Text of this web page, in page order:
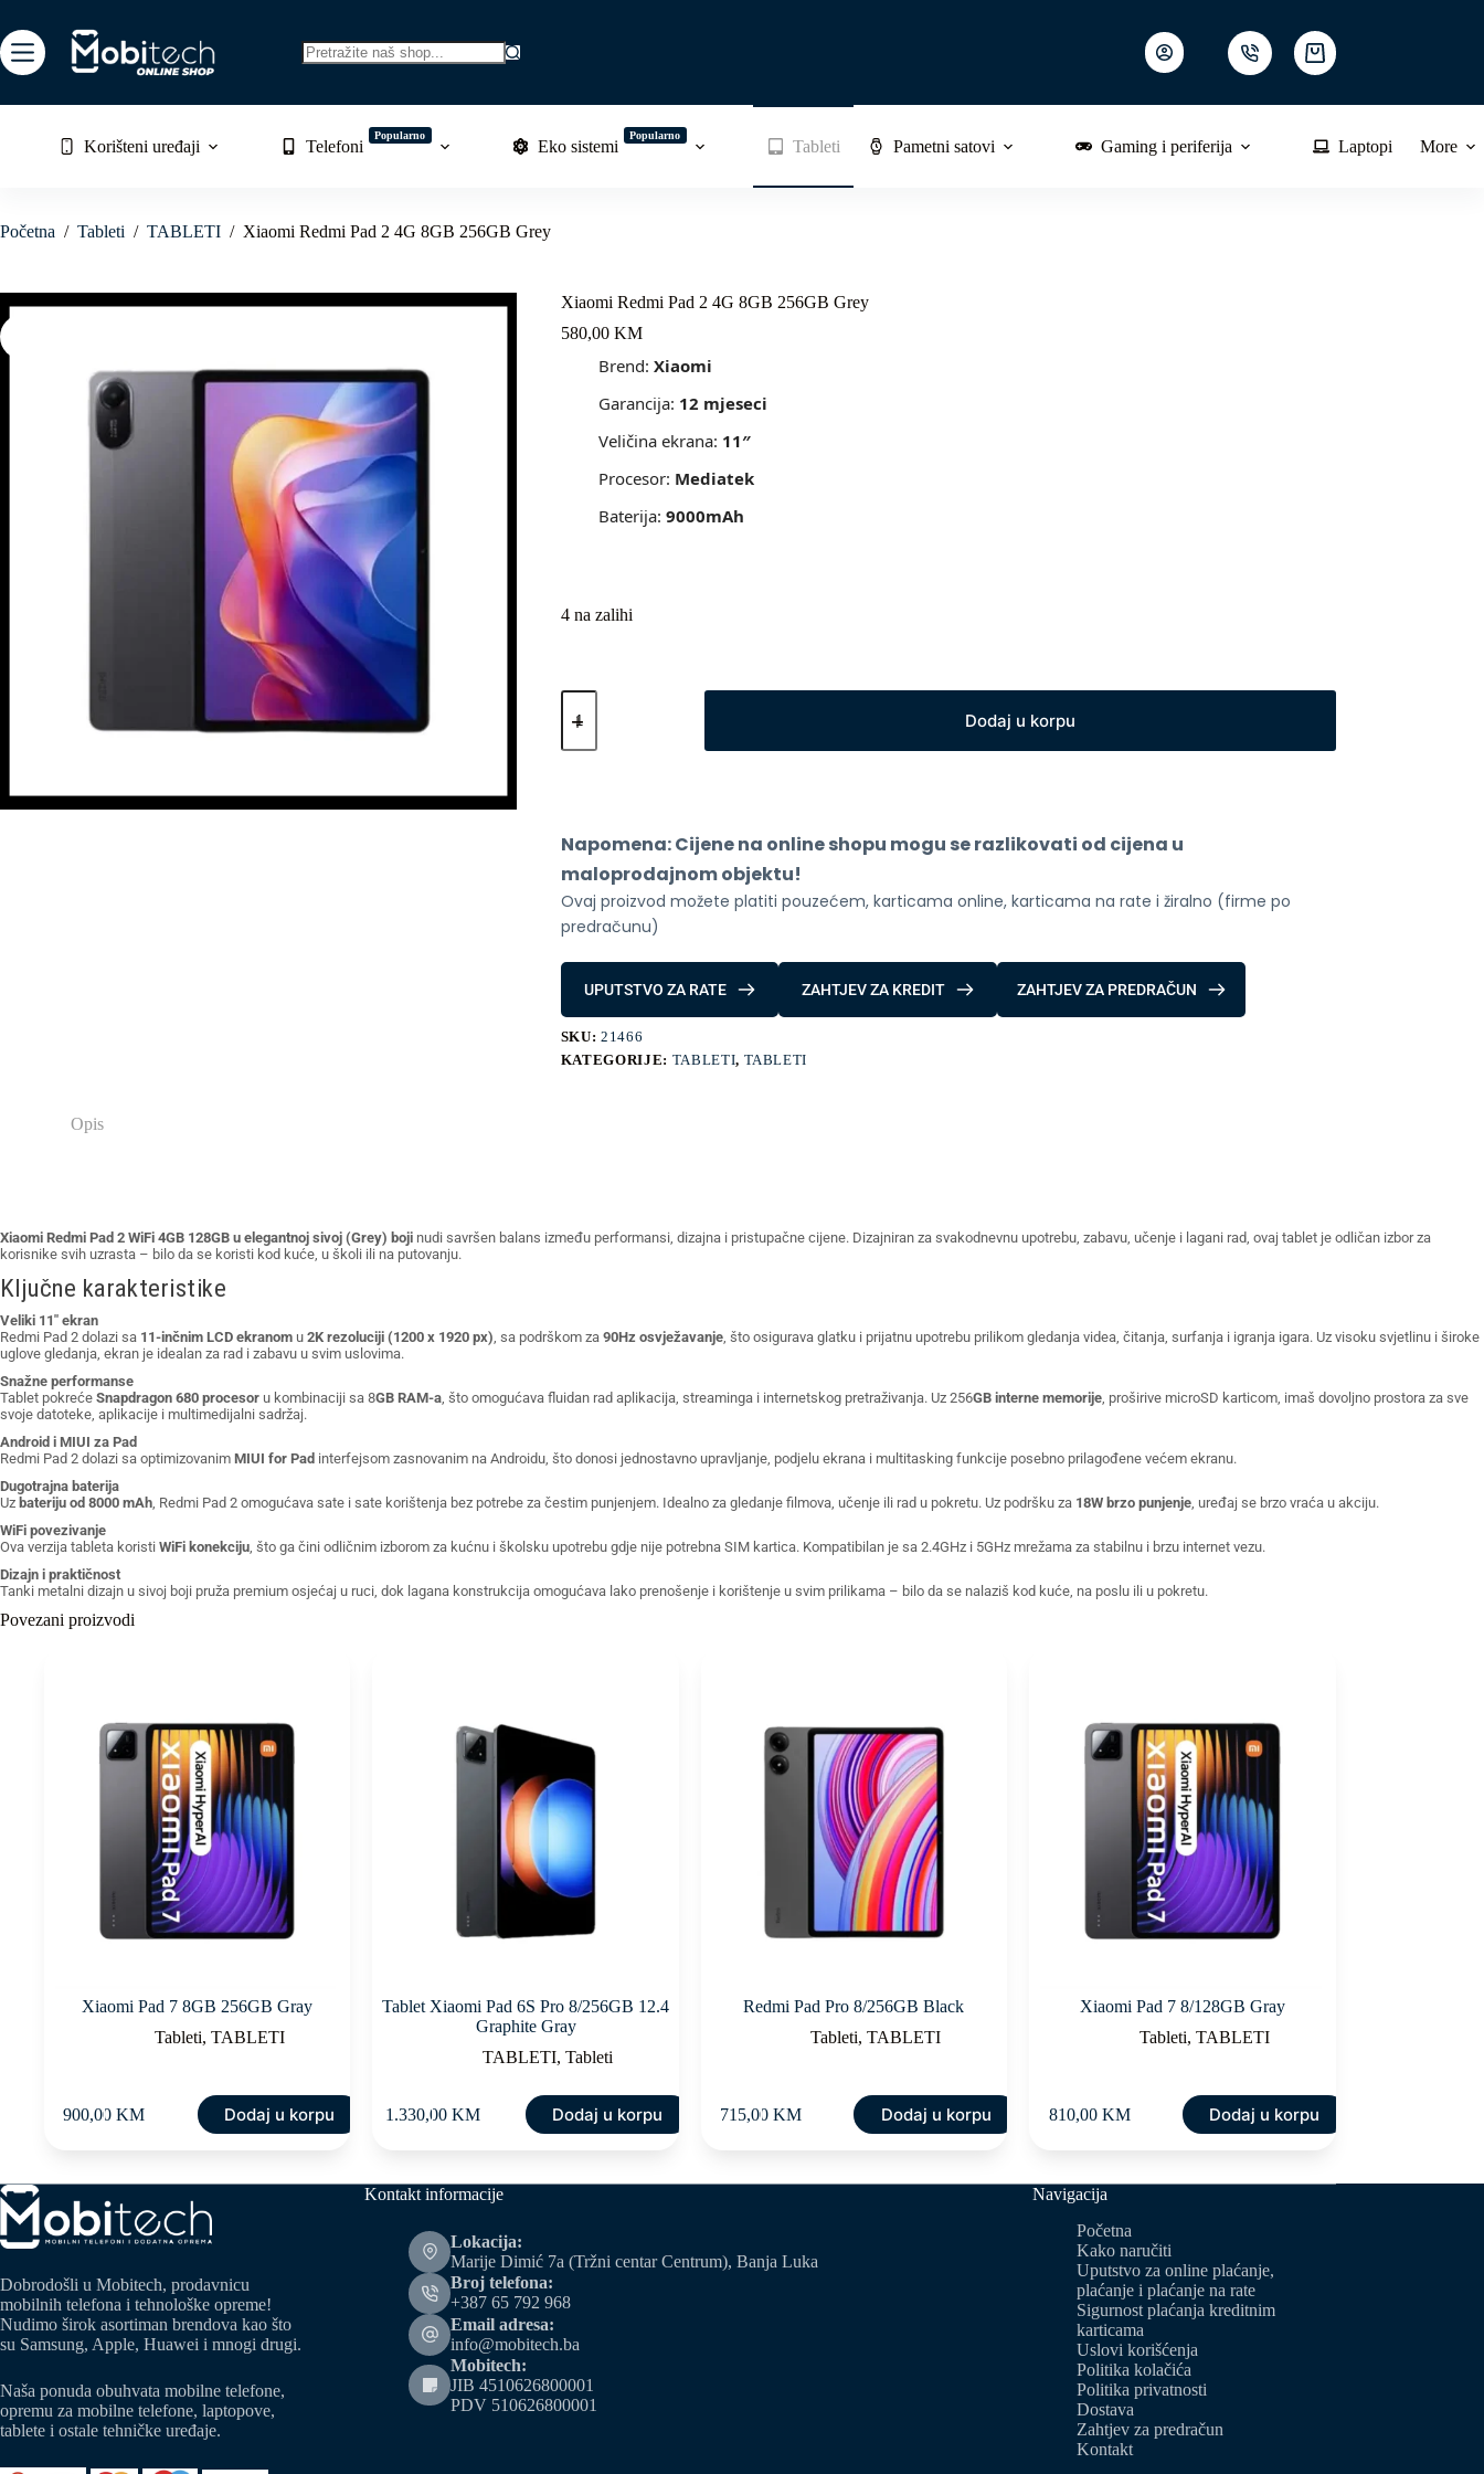
to
content
Shopping
cart
Korišteni uređaji Telefoni
Popularno
Eko sistemi
Popularno
Tableti Pametni satovi Gaming i periferija Laptopi More
Početna / Tableti / TABLETI / Xiaomi Redmi Pad 2 4G 8GB 256GB Grey
Xiaomi Redmi Pad 2 4G 8GB 256GB Grey
580,00 KM
Brend:Xiaomi
Garancija: 12 mjeseci
Veličina ekrana: 11″
Procesor: Mediatek
Baterija:9000mAh
4 na zalihi
Xiaomi
Redmi
2
količina
Dodaj u korpu
Napomena: Cijene na online shopu mogu se razlikovati od cijena u
maloprodajnom objektu!
Ovaj proizvod možete platiti pouzećem, karticama online, karticama na rate i žiralno (firme po
predračunu)
UPUTSTVO ZA RATE ZAHTJEV ZA KREDIT ZAHTJEV ZA PREDRAČUN
SKU:21466
KATEGORIJE: TABLETI, TABLETI
Opis
Xiaomi Redmi Pad 2 WiFi 4GB 128GB u elegantnoj sivoj (Grey) boji nudi savršen balans između performansi, dizajna i pristupačne cijene. Dizajniran za svakodnevnu upotrebu, zabavu, učenje i lagani rad, ovaj tablet je odličan izbor za
korisnike svih uzrasta – bilo da se koristi kod kuće, u školi ili na putovanju.
Ključne karakteristike
Veliki 11″ ekran
Redmi Pad 2 dolazi sa 11-inčnim LCD ekranom u 2K rezoluciji (1200 x 1920 px) , sa podrškom za 90Hz osvježavanje , što osigurava glatku i prijatnu upotrebu prilikom gledanja videa, čitanja, surfanja i igranja igara. Uz visoku svjetlinu i široke
uglove gledanja, ekran je idealan za rad i zabavu u svim uslovima.
Snažne performanse
Tablet pokreće Snapdragon 680 procesor u kombinaciji sa 8GB RAM-a , što omogućava fluidan rad aplikacija, streaminga i internetskog pretraživanja. Uz 256GB interne memorije , proširive microSD karticom, imaš dovoljno prostora za sve
svoje datoteke, aplikacije i multimedijalni sadržaj.
Android i MIUI za Pad
Redmi Pad 2 dolazi sa optimizovanim MIUI for Pad interfejsom zasnovanim na Androidu, što donosi jednostavno upravljanje, podjelu ekrana i multitasking funkcije posebno prilagođene većem ekranu.
Dugotrajna baterija
Uz bateriju od 8000 mAh , Redmi Pad 2 omogućava sate i sate korištenja bez potrebe za čestim punjenjem. Idealno za gledanje filmova, učenje ili rad u pokretu. Uz podršku za 18W brzo punjenje , uređaj se brzo vraća u akciju.
WiFi povezivanje
Ova verzija tableta koristi WiFi konekciju , što ga čini odličnim izborom za kućnu i školsku upotrebu gdje nije potrebna SIM kartica. Kompatibilan je sa 2.4GHz i 5GHz mrežama za stabilnu i brzu internet vezu.
Dizajn i praktičnost
Tanki metalni dizajn u sivoj boji pruža premium osjećaj u ruci, dok lagana konstrukcija omogućava lako prenošenje i korištenje u svim prilikama – bilo da se nalaziš kod kuće, na poslu ili u pokretu.
Povezani proizvodi
Xiaomi Pad 7 8GB 256GB Gray
Tableti, TABLETI
900,00KM Dodaj u korpu
Tablet Xiaomi Pad 6S Pro 8/256GB 12.4
Graphite Gray
TABLETI,Tableti
1.330,00 KM Dodaj u korpu
Redmi Pad Pro 8/256GB Black
Tableti,TABLETI
715,00KM Dodaj u korpu
Xiaomi Pad 7 8/128GB Gray
Tableti, TABLETI
810,00 KM Dodaj u korpu
Dobrodošli u Mobitech, prodavnicu
mobilnih telefona i tehnološke opreme!
Nudimo širok asortiman brendova kao što
su Samsung, Apple, Huawei i mnogi drugi.
Naša ponuda obuhvata mobilne telefone,
opremu za mobilne telefone, laptopove,
tablete i ostale tehničke uređaje.
Kontakt informacije
Lokacija:
Marije Dimić 7a (Tržni centar Centrum), Banja Luka
Broj telefona:
+387 65 792 968
Email adresa:
info@mobitech.ba
Mobitech:
JIB 4510626800001
PDV 510626800001
Navigacija
Početna
Kako naručiti
Uputstvo za online plaćanje,
plaćanje i plaćanje na rate
Sigurnost plaćanja kreditnim
karticama
Uslovi korišćenja
Politika kolačića
Politika privatnosti
Dostava
Zahtjev za predračun
Kontakt